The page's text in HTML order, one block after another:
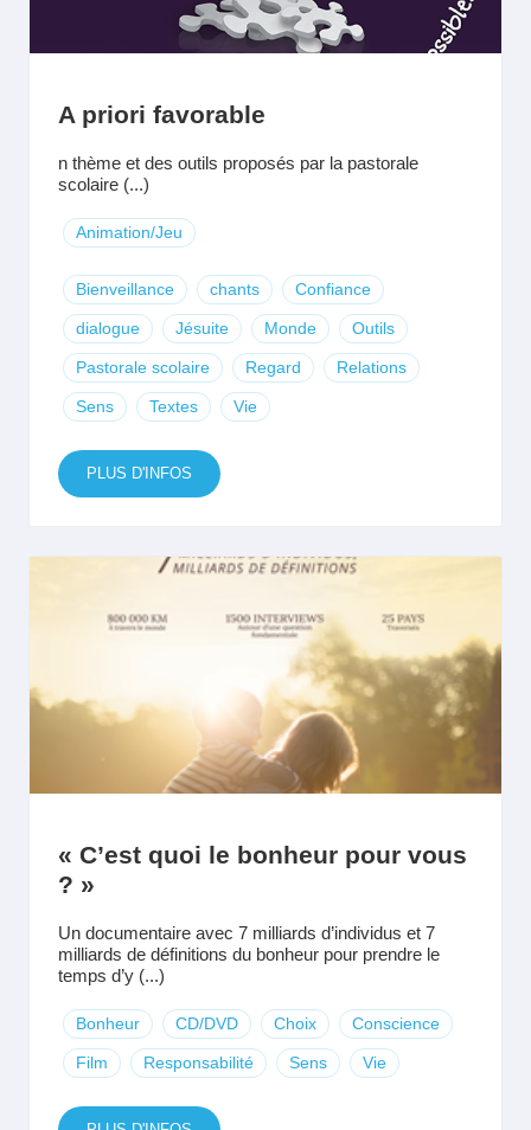
A priori favorable
n thème et des outils proposés par la pastorale
scolaire (...)
Animation/Jeu
Bienveillance chants Confiance
dialogue Jésuite Monde Outils
Pastorale scolaire Regard Relations
Sens Textes Vie
PLUS D'INFOS
« C’est quoi le bonheur pour vous
? »
Un documentaire avec 7 milliards d’individus et 7
milliards de définitions du bonheur pour prendre le
temps d’y (...)
Bonheur CD/DVD Choix Conscience
Film Responsabilité Sens Vie